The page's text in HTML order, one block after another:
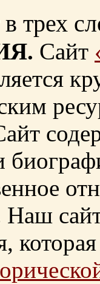
трех
Сайт
Наш